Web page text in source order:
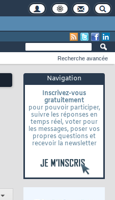
Navigation
Inscrivez-vous
gratuitement
pour pouvoir participer,
suivre les réponses en
temps réel, voter pour
les messages, poser vos
propres questions et
recevoir la newsletter
Recherche avancée